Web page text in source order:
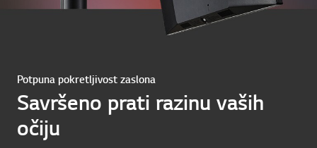
Potpuna pokretljivost zaslona
Savršeno prati razinu vaših
očiju